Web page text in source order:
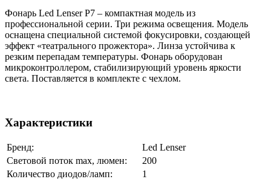
Фонарь Led Lenser P7 – компактная модель из
профессиональной серии. Три режима освещения. Модель
оснащена специальной системой фокусировки, создающей
эффект «театрального прожектора». Линза устойчива к
резким перепадам температуры. Фонарь оборудован
микроконтроллером, стабилизирующий уровень яркости
света. Поставляется в комплекте с чехлом.
Характеристики
Бренд:
Led Lenser
Световой поток max, люмен:
200
Количество диодов/ламп:
1